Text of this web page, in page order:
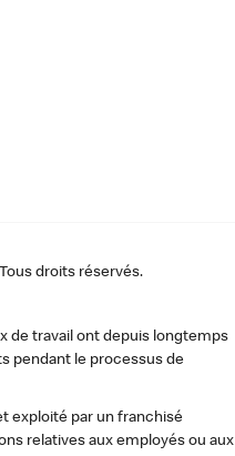
droits réservés.
de travail ont depuis longtemps
pendant le processus de
exploité par un franchisé
relatives aux employés ou aux